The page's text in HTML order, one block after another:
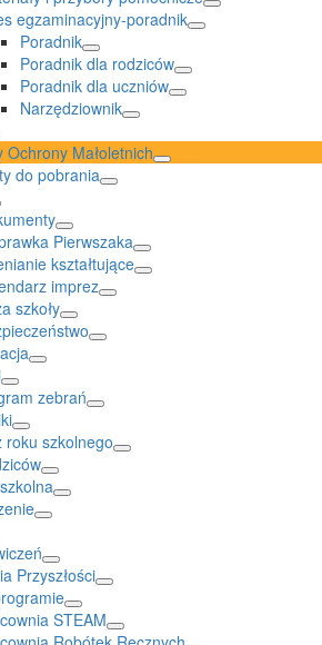
egzaminacyjny-poradnik
Poradnik
Poradnik dla rodziców
Poradnik dla uczniów
Narzędziownik
Ochrony Małoletnich
do pobrania
Pierwszaka
kształtujące
imprez
szkoły
zebrań
roku szkolnego
Przyszłości
STEAM